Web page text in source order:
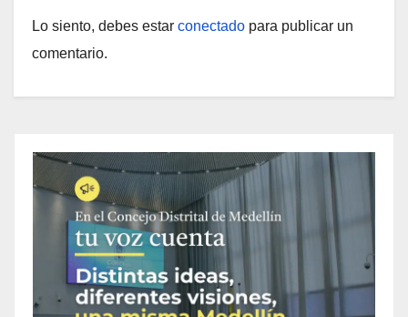
Lo siento, debes estar conectado para publicar un
comentario.